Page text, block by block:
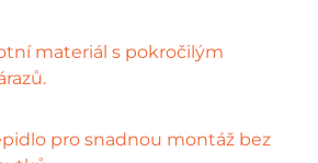
materiál s pokročilým
pro snadnou montáž bez